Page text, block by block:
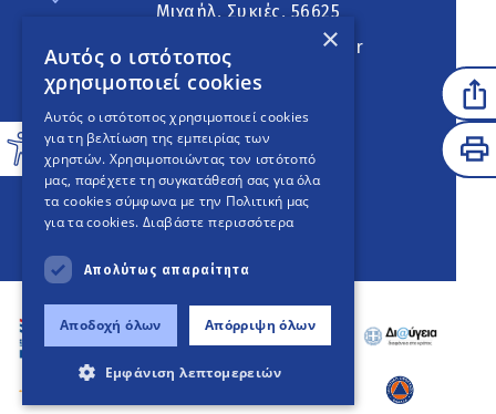
Μιχαήλ, Συκιές, 56625
neapoli.sykies@ddt.gov.gr
Ακολουθήστε
English Version
An project
×
Αυτός ο ιστότοπος
χρησιμοποιεί cookies
Αυτός ο ιστότοπος χρησιμοποιεί cookies
για τη βελτίωση της εμπειρίας των
χρηστών. Χρησιμοποιώντας τον ιστότοπό
μας, παρέχετε τη συγκατάθεσή σας για όλα
τα cookies σύμφωνα με την Πολιτική μας
για τα cookies. Διαβάστε περισσότερα
Απολύτως απαραίτητα
Αποδοχή όλων Απόρριψη όλων
Εμφάνιση λεπτομερειών